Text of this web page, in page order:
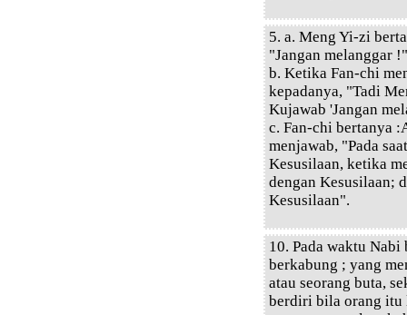
5. a. Meng Yi-zi
"Jangan melanggar !"
b. Ketika Fan-chi
kepadanya, "Tadi
Kujawab 'Jangan
c. Fan-chi bertanya
menjawab, "Pada
Kesusilaan, ketika
dengan Kesusilaan;
Kesusilaan".
10. Pada waktu Nabi
berkabung ; yang
atau seorang buta,
berdiri bila orang itu